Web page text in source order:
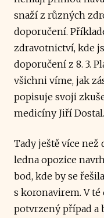
snaží z různých
doporučení.
zdravotnictví, kde
doporučení z 8. 3.
všichni víme, jak
popisuje svoji
medicíny Jiří Dostal.
Tady ještě více než
ledna opozice
bod, kde by se
s koronavirem. V
potvrzený případ a